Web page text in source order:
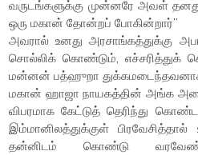
வருடங்களுக்கு முன்னரே அவள்
ஒரு மகான் தோன்றப் போகின்றார்”
அவரால் உனது அரசாங்கத்துக்கு
சொல்லிக் கொண்டும், எச்சரித்துக்
மன்னன் பத்ஹுறா
மகான் ஹாஜா நாயகத்தின் அங்க
விபரமாக கேட்டுத் தெரிந்து
இம்மானிலத்துக்குள்
தன்னிடம் கொண்டு